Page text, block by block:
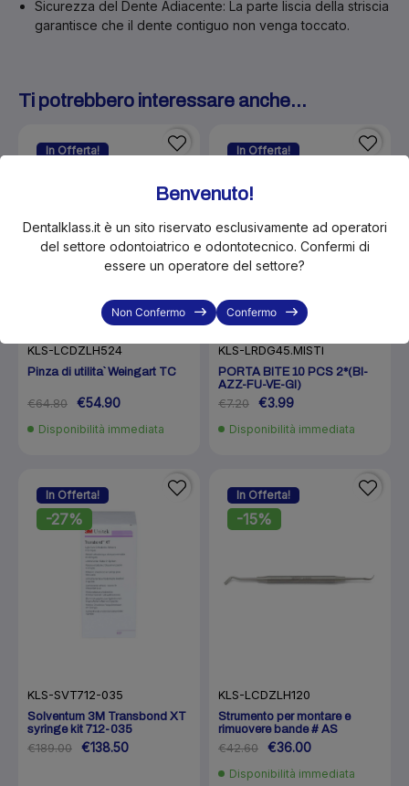
Sicurezza del Dente Adiacente: La parte liscia della striscia
garantisce che il dente contiguo non venga toccato.
Ti potrebbero interessare anche...
In Offerta!
KLS-LCDZLH524
Pinza di utilita` Weingart TC
€64.80 €54.90
Disponibilità immediata
In Offerta!
KLS-LRDG45.MISTI
PORTA BITE 10 PCS 2*(BI-
AZZ-FU-VE-GI)
€7.20 €3.99
Disponibilità immediata
In Offerta!
-27%
KLS-SVT712-035
Solventum 3M Transbond XT
syringe kit 712-035
€189.00 €138.50
In Offerta!
-15%
KLS-LCDZLH120
Strumento per montare e
rimuovere bande # AS
€42.60 €36.00
Disponibilità immediata
Benvenuto!
Dentalklass.it è un sito riservato esclusivamente ad operatori
del settore odontoiatrico e odontotecnico. Confermi di
essere un operatore del settore?
Non Confermo Confermo